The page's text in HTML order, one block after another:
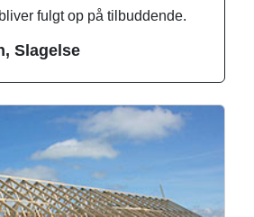
fulgt op på tilbuddende.
Slagelse